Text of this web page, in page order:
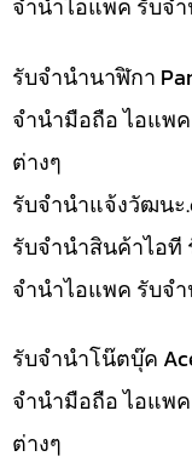
จำนำไอแพค รับจ
รับจำนำนาฬิกา
จำนำมือถือ ไอแพ
ต่างๆ
รับจํานําแจ้งวัฒนะ
รับจำนำสินค้าไอที
จำนำไอแพค รับจ
รับจำนำโน๊ตบุ๊ค
จำนำมือถือ ไอแพ
ต่างๆ